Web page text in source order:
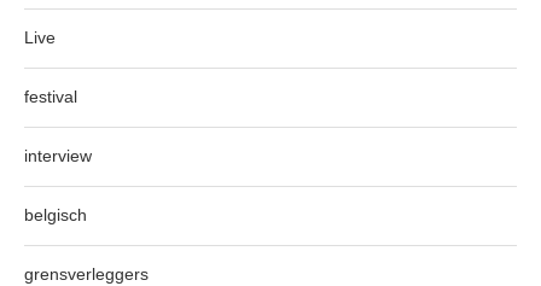
Live
festival
interview
belgisch
grensverleggers